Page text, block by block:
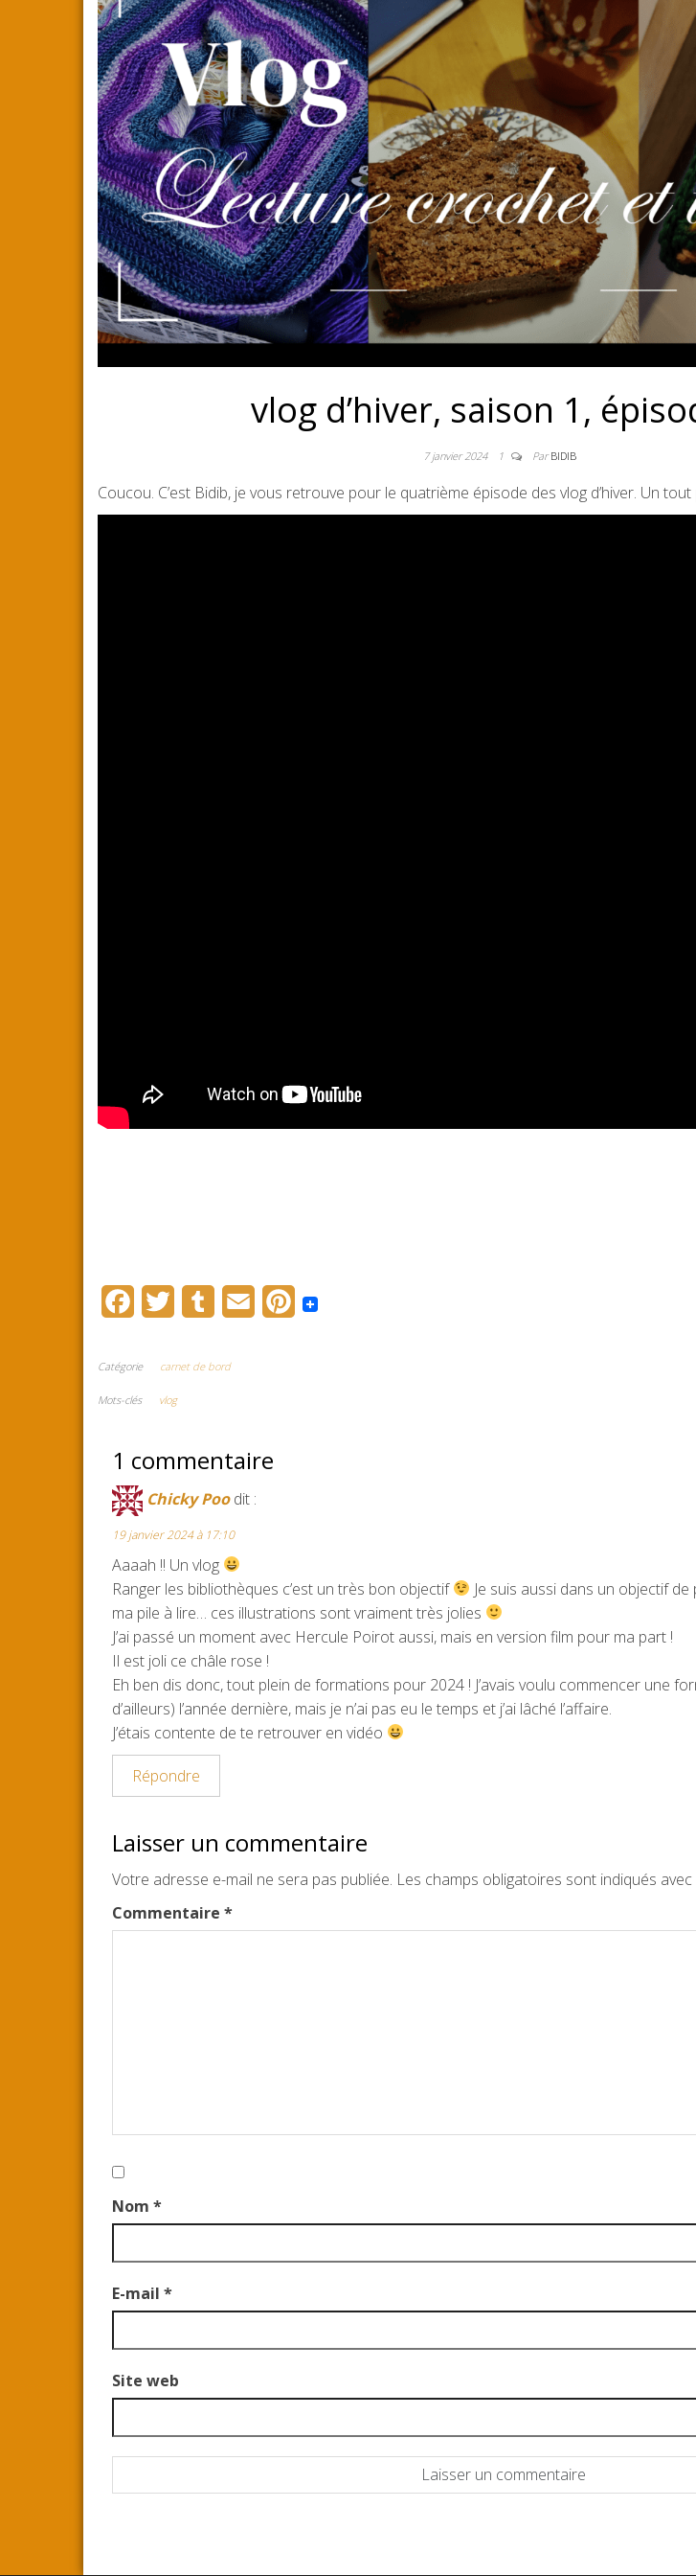
vlog d’hiver, saison 1,
7 janvier 2024 1 ParBIDIB
Coucou. C’est Bidib, je vous retrouve pour le quatrième épisode des vlog d’hiver. Un
c
e
o
o
k
i
t
e
r
m
r
P
Catégorie carnet de bord
Mots-clés vlog
1 commentaire
Chicky Poo dit :
19 janvier 2024 à 17:10
Aaaah !! Un vlog
Ranger les bibliothèques c’est un très bon objectif
Je suis aussi dans un objectif
ma pile à lire… ces illustrations sont vraiment très jolies
J’ai passé un moment avec Hercule Poirot aussi, mais en version film pour ma part !
Il est joli ce châle rose !
Eh ben dis donc, tout plein de formations pour 2024 ! J’avais voulu commencer une
d’ailleurs) l’année dernière, mais je n’ai pas eu le temps et j’ai lâché l’affaire.
J’étais contente de te retrouver en vidéo
Répondre
Laisser un commentaire
Votre adresse e-mail ne sera pas publiée. Les champs obligatoires sont indiqués avec
Commentaire *
Nom *
E-mail *
Site web